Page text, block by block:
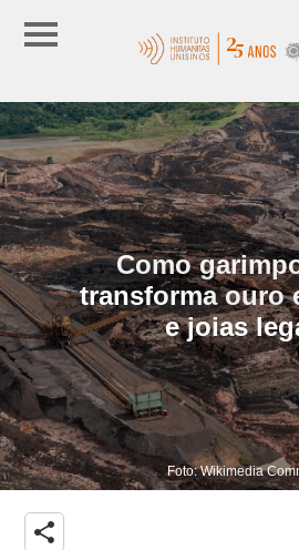
Como
transforma ouro
e joias
Foto: Wikimedia
share